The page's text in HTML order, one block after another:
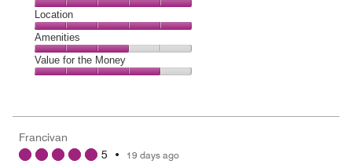
5
out
of
5
Dining,
5
out
of
5
Location
Location,
5
out
Amenities
Amenities,
3
5
Value for the Money
4
out
Francivan
5 • 19 days ago